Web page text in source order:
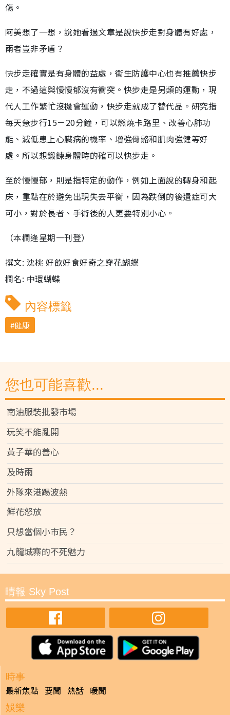
傷。
阿美想了一想，說她看過文章是說快步走對身體有好處，
兩者豈非矛盾？
快步走確實是有身體的益處，衞生防護中心也有推薦快步
走，不過這與慢慢郁沒有衝突。快步走是另類的運動，現
代人工作繁忙沒機會運動，快步走就成了替代品。研究指
每天急步行15－20分鐘，可以燃燒卡路里、改善心肺功
能、減低患上心臟病的機率、增強骨骼和肌肉強健等好
處。所以想鍛鍊身體時的確可以快步走。
至於慢慢郁，則是指特定的動作，例如上面說的轉身和起
床，重點在於避免出現失去平衡，因為跌倒的後遺症可大
可小，對於長者、手術後的人更要特別小心。
（本欄逢星期一刊登）
撰文: 沈桃 好飲好食好奇之穿花蝴蝶
欄名: 中環蝴蝶
內容標籤
健康
您也可能喜歡...
南油服裝批發市場
玩笑不能亂開
黃子華的善心
及時雨
外隊來港踢波熱
鮮花怒放
只想當個小市民？
九龍城寨的不死魅力
晴報 Sky Post
時事
最新焦點 要聞 熱話 暖聞
娛樂